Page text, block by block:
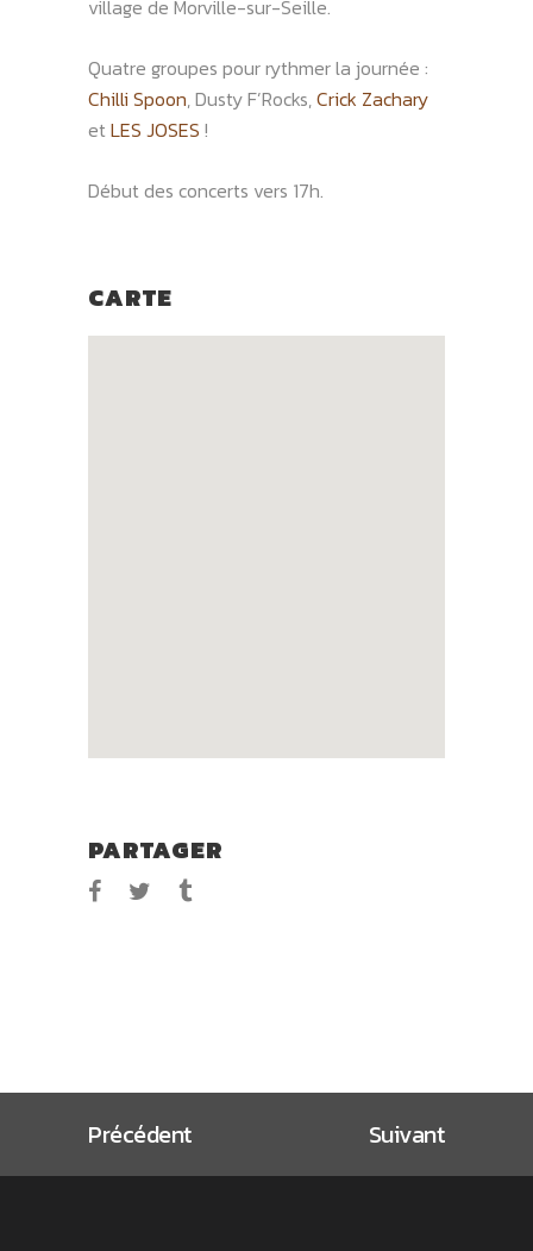
village de Morville-sur-Seille.
Quatre groupes pour rythmer la journée :
Chilli Spoon, Dusty F’Rocks,Crick Zachary
etLES JOSES !
Début des concerts vers 17h.
CARTE
PARTAGER
Précédent Suivant